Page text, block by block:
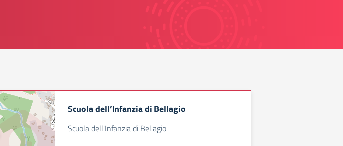
Scuola dell’Infanzia di Bellagio
Scuola dell'Infanzia di Bellagio